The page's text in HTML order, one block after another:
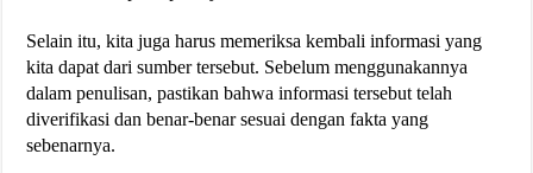
Selain itu, kita juga harus memeriksa kembali informasi yang
kita dapat dari sumber tersebut. Sebelum menggunakannya
dalam penulisan, pastikan bahwa informasi tersebut telah
diverifikasi dan benar-benar sesuai dengan fakta yang
sebenarnya.